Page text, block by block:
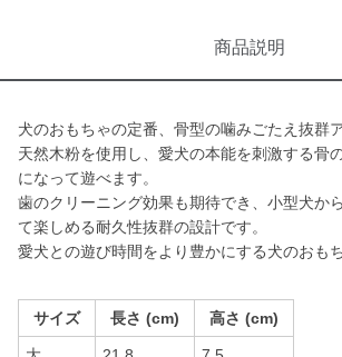
商品説明
犬のおもちゃの定番、骨型の噛みごたえ抜群ア
天然木粉を使用し、愛犬の本能を刺激する骨
になって遊べます。
歯のクリーニング効果も期待でき、小型犬か
て楽しめる耐久性抜群の設計です。
愛犬との遊び時間をより豊かにする犬のおも
サイズ 長さ (cm) 高さ (cm)